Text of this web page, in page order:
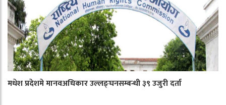
मधेश प्रदेशमे मानवअधिकार उल्लङ्घनसम्बन्धी ३९ उजुरी दर्ता